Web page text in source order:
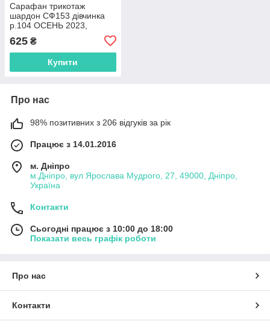
Сарафан трикотаж
шардон СФ153 дівчинка
р.104 ОСЕНЬ 2023,
625 ₴
Купити
Про нас
98% позитивних з 206 відгуків за рік
Працює з 14.01.2016
м. Дніпро
м.Дніпро, вул Ярослава Мудрого, 27, 49000, Дніпро,
Україна
Контакти
Сьогодні працює з 10:00 до 18:00
Показати весь графік роботи
Про нас
Контакти